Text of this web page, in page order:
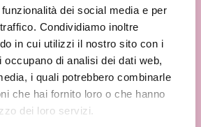
dei social media e per
Condividiamo inoltre
in cui utilizzi il nostro sito con i
di analisi dei dati web,
i quali potrebbero combinarle
che hai fornito loro o che hanno
dei loro servizi.